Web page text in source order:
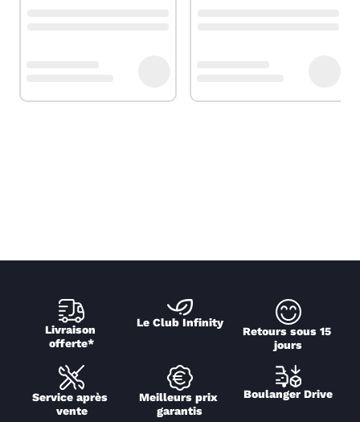
Livraison
offerte*
Le Club Infinity
Retours sous 15
jours
Service après
vente
Meilleurs prix
garantis
Boulanger Drive